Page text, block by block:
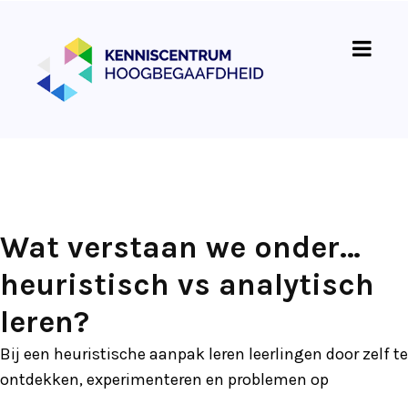
Wat verstaan we onder…
heuristisch vs analytisch
leren?
Bij een heuristische aanpak leren leerlingen door zelf te
ontdekken, experimenteren en problemen op